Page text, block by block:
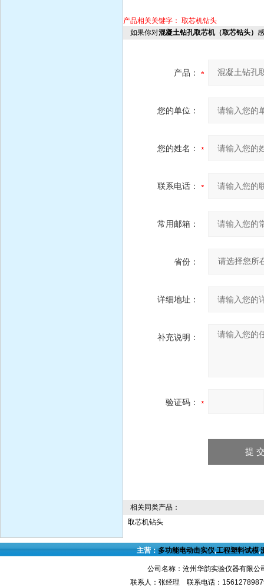
产品相关关键字： 取芯机钻头
如果你对混凝土钻孔取芯机（取芯钻头）
产品：
您的单位：
您的姓名：
联系电话：
常用邮箱：
省份：
详细地址：
补充说明：
验证码：
相关同类产品：
取芯机钻头
主营：多功能电动击实仪,工程塑料试模,
公司名称：沧州华韵实验仪器有限
联系人：张经理 联系电话：